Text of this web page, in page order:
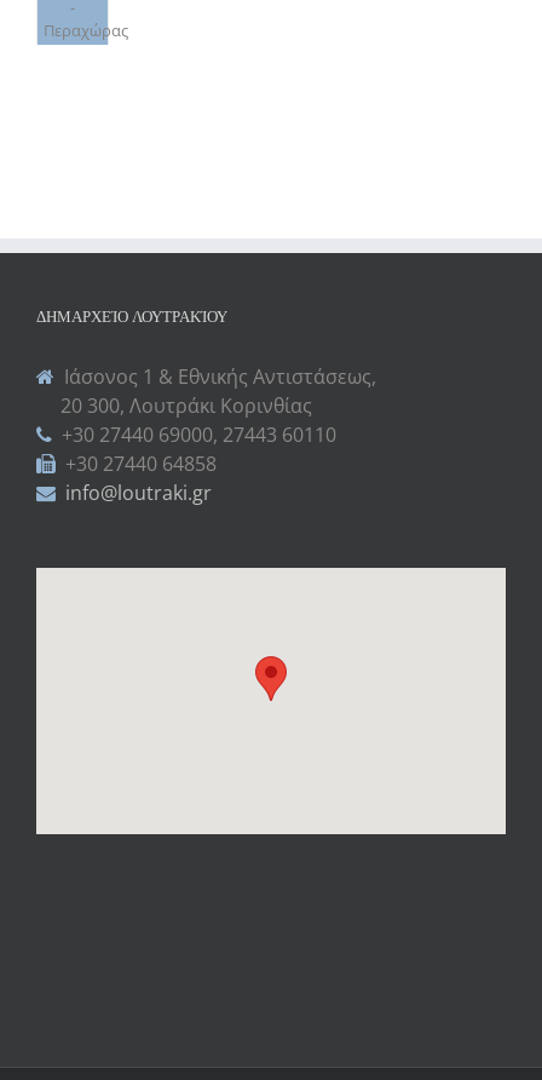
-
Περαχώρας
ΔΗΜΑΡΧΕΊΟ ΛΟΥΤΡΑΚΊΟΥ
Ιάσονος 1 & Εθνικής Αντιστάσεως,
20 300, Λουτράκι Κορινθίας
+30 27440 69000, 27443 60110
+30 27440 64858
info@loutraki.gr